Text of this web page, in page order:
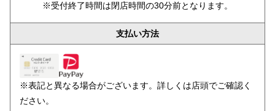
※受付終了時間は閉店時間の30分前となります。
支払い方法
※表記と異なる場合がございます。詳しくは店頭でご確認く
ださい。